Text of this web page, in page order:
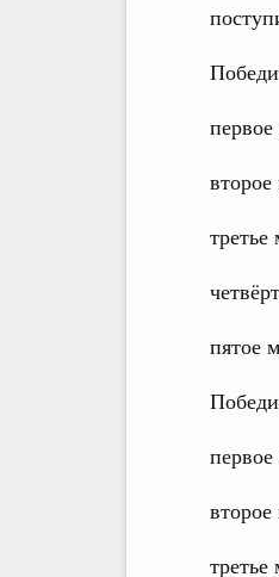
третье
пятое